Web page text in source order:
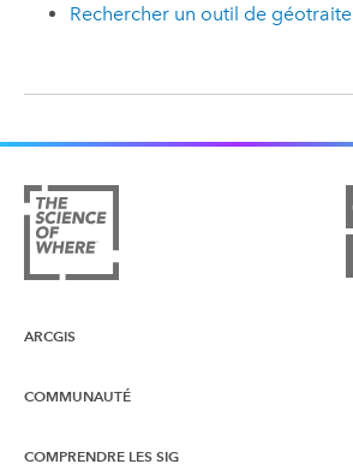
Rechercher un outil de
ARCGIS
Vue d’ensemble d’ArcGIS
COMMUNAUTÉ
Esri Community
COMPRENDRE LES SIG